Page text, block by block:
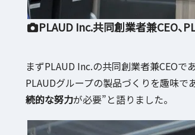
PLAUD Inc.共同創業者兼CEO
まずPLAUD Inc.の共同創業者兼CEOで
PLAUDグループの製品づくりを趣味
続的な努力が必要”と語りました。